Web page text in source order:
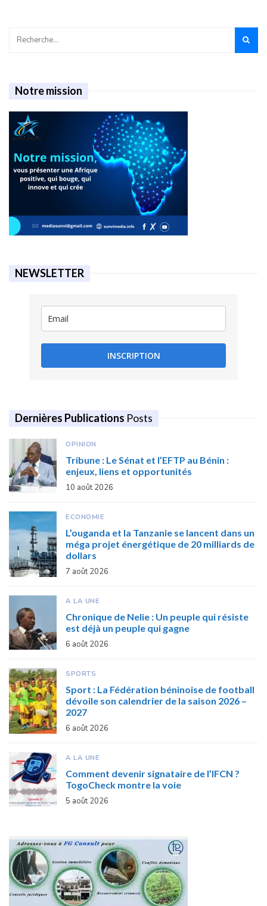
Notre mission
NEWSLETTER
INSCRIPTION
Dernières Publications Posts
OPINION
Tribune : Le Sénat et l’EFTP au Bénin :
enjeux, liens et opportunités
10 août 2026
ECONOMIE
L’ouganda et la Tanzanie se lancent dans un
méga projet énergétique de 20 milliards de
dollars
7 août 2026
A LA UNE
Chronique de Nelie : Un peuple qui résiste
est déjà un peuple qui gagne
6 août 2026
SPORTS
Sport : La Fédération béninoise de football
dévoile son calendrier de la saison 2026 –
2027
6 août 2026
A LA UNE
Comment devenir signataire de l’IFCN ?
TogoCheck montre la voie
5 août 2026